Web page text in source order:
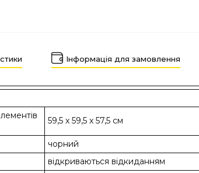
Інформація для замовлення
59,5 x 59,5 x 57,5 см
чорний
відкриваються відкиданням